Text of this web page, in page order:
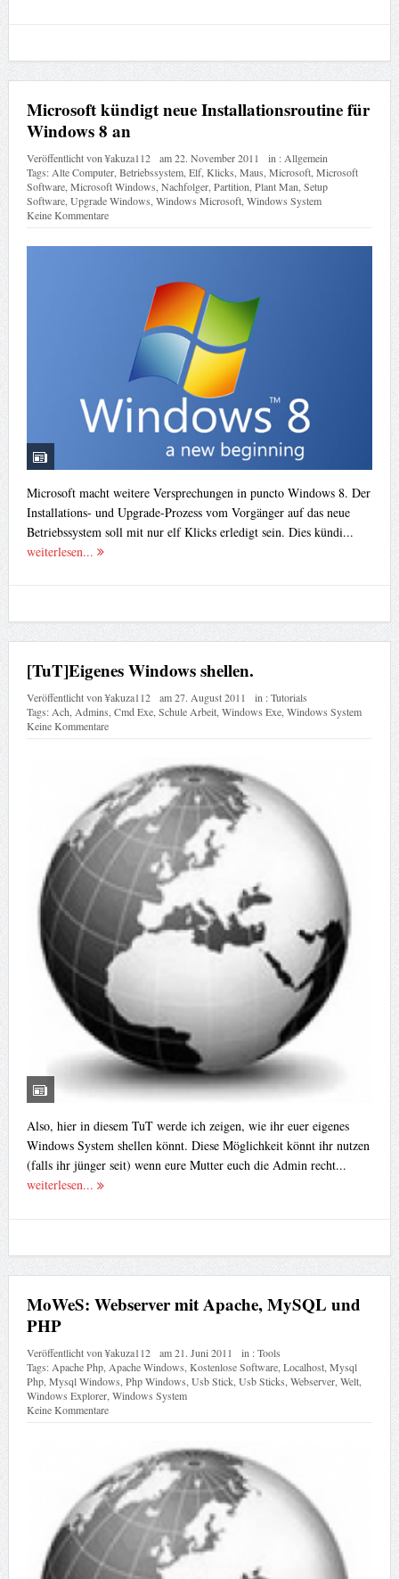
Microsoft kündigt neue Installationsroutine für
Windows 8 an
Veröffentlicht von¥akuza112 am22. November 2011 in : Allgemein
Tags: Alte Computer, Betriebssystem, Elf, Klicks Maus Microsoft, Microsoft
Software, Microsoft Windows Nachfolger, Partition Plant Man Setup
Software, Upgrade Windows Windows Microsoft, Windows System
Keine Kommentare
Microsoft macht weitere Versprechungen in puncto Windows 8. Der
Installations- und Upgrade-Prozess vom Vorgänger auf das neue
Betriebssystem soll mit nur elf Klicks erledigt sein. Dies kündi...
weiterlesen...
[TuT]Eigenes Windows shellen.
Veröffentlicht von¥akuza112 am27. August 2011 in :Tutorials
Tags:Ach,Admins,Cmd Exe,Schule Arbeit,Windows Exe,Windows System
Keine Kommentare
Also, hier in diesem TuT werde ich zeigen, wie ihr euer eigenes
Windows System shellen könnt. Diese Möglichkeit könnt ihr nutzen
(falls ihr jünger seit) wenn eure Mutter euch die Admin recht...
weiterlesen...
MoWeS: Webserver mit Apache, MySQL und
PHP
Veröffentlicht von¥akuza112 am21. Juni 2011 in :Tools
Tags:Apache Php,Apache Windows,Kostenlose Software,Localhost,Mysql
Php,Mysql Windows,Php Windows,Usb Stick,Usb Sticks,Webserver,Welt,
Windows Explorer,Windows System
Keine Kommentare